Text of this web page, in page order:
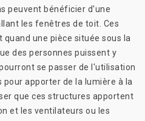
peuvent bénéficier d'une
les fenêtres de toit. Ces
une pièce située sous la
des personnes puissent y
se passer de l'utilisation
apporter de la lumière à la
que ces structures apportent
et les ventilateurs ou les